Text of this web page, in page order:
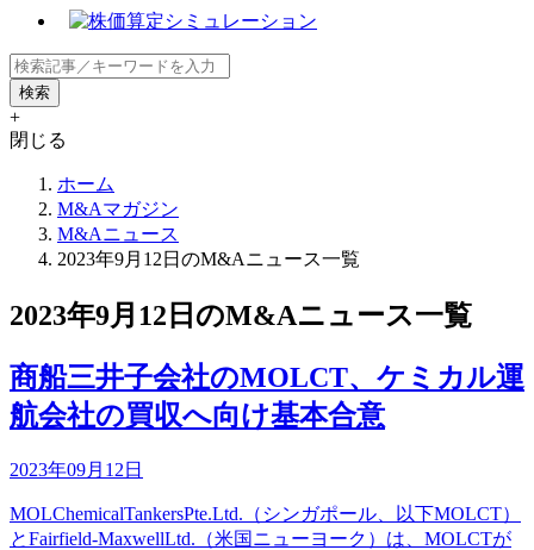
+
閉じる
ホーム
M&Aマガジン
M&Aニュース
2023年9月12日のM&Aニュース一覧
2023年9月12日のM&Aニュース一覧
商船三井子会社のMOLCT、ケミカル運
航会社の買収へ向け基本合意
2023年09月12日
MOLChemicalTankersPte.Ltd.（シンガポール、以下MOLCT）
とFairfield-MaxwellLtd.（米国ニューヨーク）は、MOLCTが